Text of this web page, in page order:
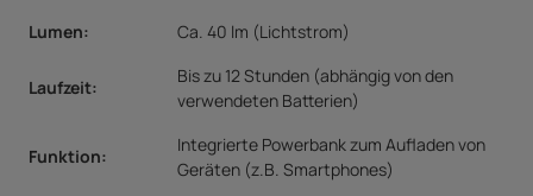
Lumen:
Ca. 40 lm (Lichtstrom)
Laufzeit:
Bis zu 12 Stunden (abhängig von den
verwendeten Batterien)
Funktion:
Integrierte Powerbank zum Aufladen von
Geräten (z.B. Smartphones)